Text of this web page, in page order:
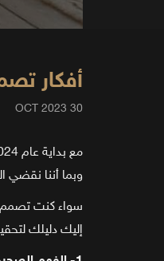
أفكار تصميم غرفة
30 OCT 2023
مع بداية عام 2024، أتت الرؤية المنعشة والجديدة لتصميم غرف المعيشة.
وبما أننا نقضي
سواء كنت تصمم
إليك دليلك